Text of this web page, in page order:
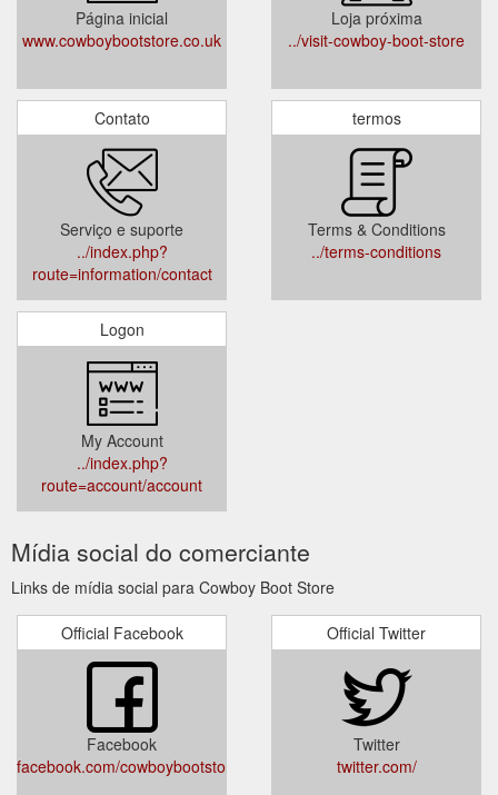
Página inicial
www.cowboybootstore.co.uk
Loja próxima
../visit-cowboy-boot-store
Contato
Serviço e suporte
../index.php?
route=information/contact
termos
Terms & Conditions
../terms-conditions
Logon
My Account
../index.php?
route=account/account
Mídia social do comerciante
Links de mídia social para Cowboy Boot Store
Official Facebook
Facebook
facebook.com/cowboybootstore
Official Twitter
Twitter
twitter.com/